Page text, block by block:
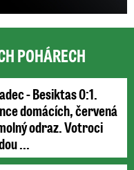
POHÁRECH
- Besiktas 0:1.
domácích, červená
odraz. Votroci
...